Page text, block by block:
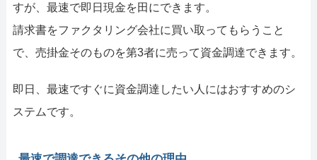
すが、最速で即日現金を田にできます。
請求書をファクタリング会社に買い取ってもらうこと
で、売掛金そのものを第3者に売って資金調達できます。
即日、最速ですぐに資金調達したい人にはおすすめのシ
ステムです。